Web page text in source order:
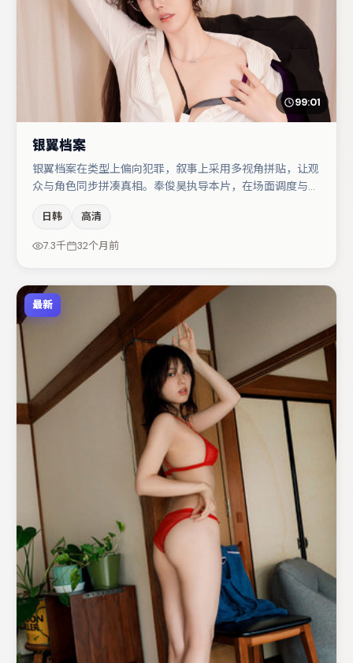
99:01
银翼档案
银翼档案在类型上偏向犯罪，叙事上采用多视角拼贴，让观
众与角色同步拼凑真相。奉俊昊执导本片，在场面调度与表
中承担叙事驱动，宋佳、马丽分别提供反差与喜剧/悬疑调
剂（视场次而定）。若你偏爱强类型与清晰主线，这部作品
日韩 高清
7.3千 32个月前
最新